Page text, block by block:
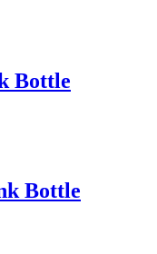
Bottle
Bottle